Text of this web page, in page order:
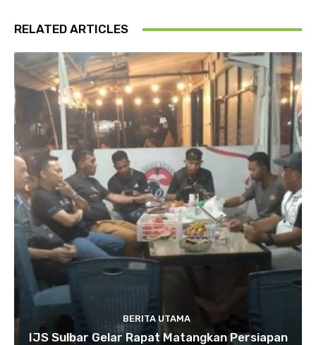
RELATED ARTICLES
BERITA UTAMA
IJS Sulbar Gelar Rapat Matangkan Persiapan